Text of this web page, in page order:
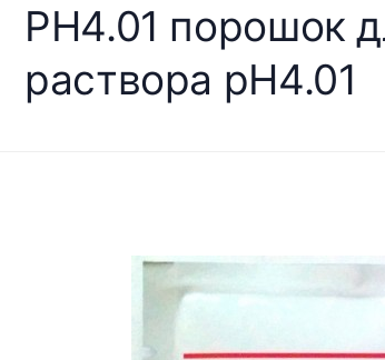
PH4.01 порошок
раствора pH4.01